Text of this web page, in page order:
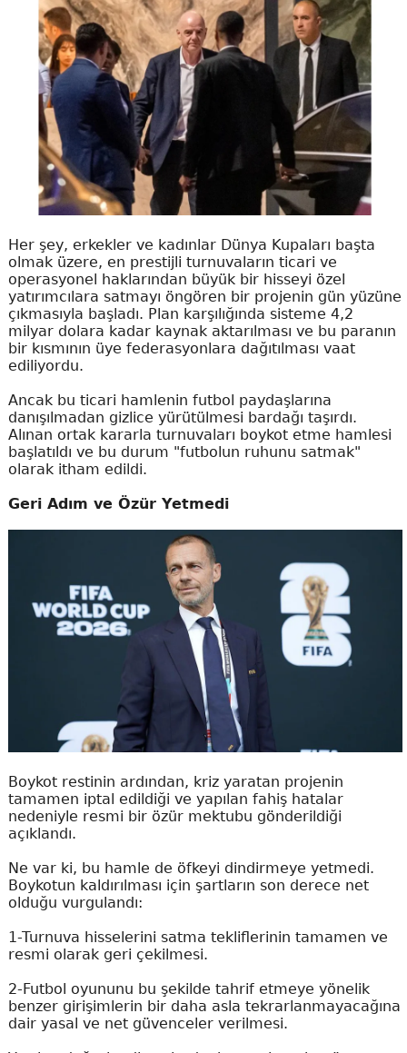
Her şey, erkekler ve kadınlar Dünya Kupaları başta
olmak üzere, en prestijli turnuvaların ticari ve
operasyonel haklarından büyük bir hisseyi özel
yatırımcılara satmayı öngören bir projenin gün yüzüne
çıkmasıyla başladı. Plan karşılığında sisteme 4,2
milyar dolara kadar kaynak aktarılması ve bu paranın
bir kısmının üye federasyonlara dağıtılması vaat
ediliyordu.
Ancak bu ticari hamlenin futbol paydaşlarına
danışılmadan gizlice yürütülmesi bardağı taşırdı.
Alınan ortak kararla turnuvaları boykot etme hamlesi
başlatıldı ve bu durum "futbolun ruhunu satmak"
olarak itham edildi.
Geri Adım ve Özür Yetmedi
Boykot restinin ardından, kriz yaratan projenin
tamamen iptal edildiği ve yapılan fahiş hatalar
nedeniyle resmi bir özür mektubu gönderildiği
açıklandı.
Ne var ki, bu hamle de öfkeyi dindirmeye yetmedi.
Boykotun kaldırılması için şartların son derece net
olduğu vurgulandı:
1-Turnuva hisselerini satma tekliflerinin tamamen ve
resmi olarak geri çekilmesi.
2-Futbol oyununu bu şekilde tahrif etmeye yönelik
benzer girişimlerin bir daha asla tekrarlanmayacağına
dair yasal ve net güvenceler verilmesi.